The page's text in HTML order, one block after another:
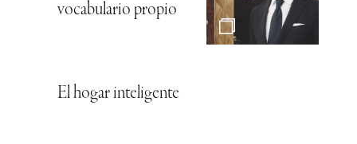
vocabulario propio
El hogar inteligente